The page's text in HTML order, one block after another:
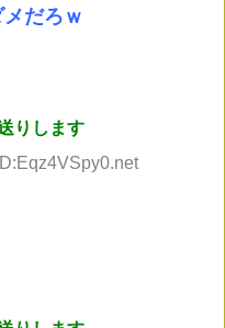
だろｗ
りします